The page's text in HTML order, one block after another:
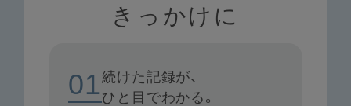
きっかけに
01続けた記録が、
ひと目でわかる。